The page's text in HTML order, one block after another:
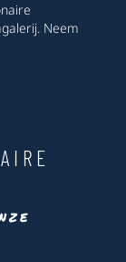
. Neem